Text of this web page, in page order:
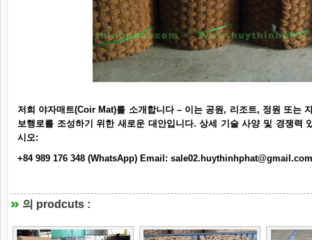
저희 야자매트(Coir Mat)를 소개합니다 – 이는 공원, 리조트, 정원 또는
보행로를 조성하기 위한 새로운 대안입니다. 상세 기술 사양 및 경쟁력
시오:
+84 989 176 348 (WhatsApp) Email: sale02.huythinhphat@gmail.com
의 prodcuts :